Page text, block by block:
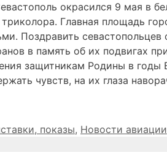
окрасился 9 мая в
триколора. Главная площадь
Поздравить
в память об их подвигах
защитникам Родины в
чувств, на их глаза
показы, Новости авиации